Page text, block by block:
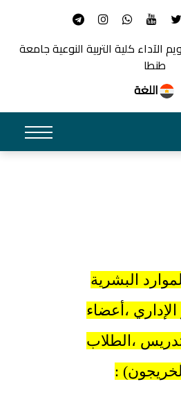
كلية التربية النوعية جامعة
طنطا
اللغة
البشرية
الإداري ،أعضاء
،الطلاب
: